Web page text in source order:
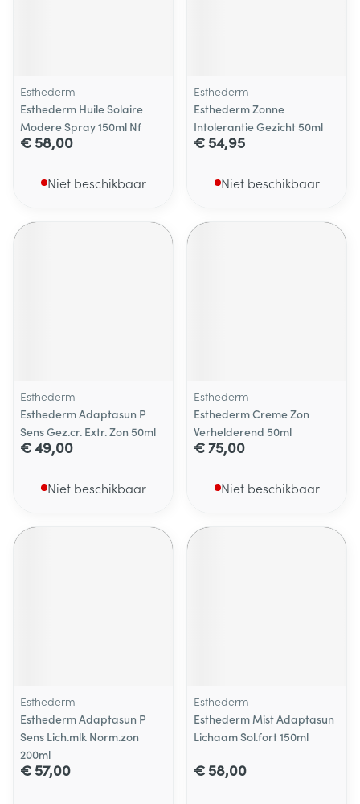
Esthederm
Esthederm Huile Solaire
Modere Spray 150ml Nf
€ 58,00
Niet beschikbaar
Esthederm
Esthederm Zonne
Intolerantie Gezicht 50ml
€ 54,95
Niet beschikbaar
Esthederm
Esthederm Adaptasun P
Sens Gez.cr. Extr. Zon 50ml
€ 49,00
Niet beschikbaar
Esthederm
Esthederm Creme Zon
Verhelderend 50ml
€ 75,00
Niet beschikbaar
Esthederm
Esthederm Adaptasun P
Sens Lich.mlk Norm.zon
200ml
€ 57,00
Esthederm
Esthederm Mist Adaptasun
Lichaam Sol.fort 150ml
€ 58,00